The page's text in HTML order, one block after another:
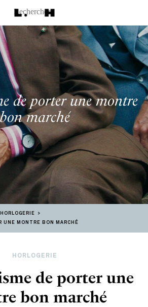
de porter une montre
marché
HORLOGERIE
UNE MONTRE BON MARCHÉ
HORLOGERIE
de porter une
bon marché